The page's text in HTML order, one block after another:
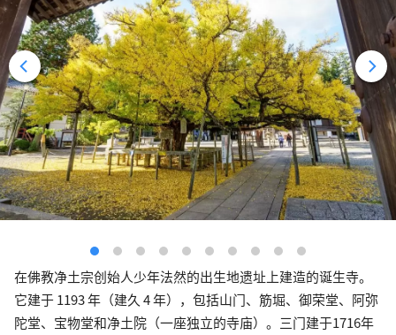
在佛教净土宗创始人少年法然的出生地遗址上建造的诞生寺。
它建于 1193 年（建久 4 年），包括山门、筋堀、御荣堂、阿弥
陀堂、宝物堂和净土院（一座独立的寺庙）。三门建于1716年